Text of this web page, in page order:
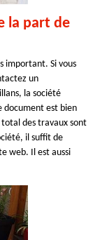
la part de
important. Si vous
un
la société
document est bien
des travaux sont
il suffit de
web. Il est aussi